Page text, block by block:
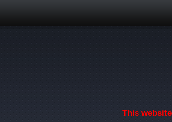
This website